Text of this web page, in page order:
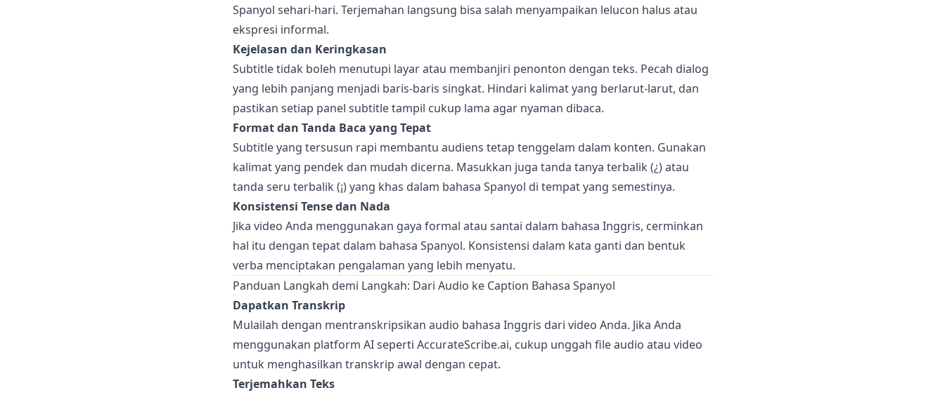
Spanyol sehari-hari. Terjemahan langsung bisa salah menyampaikan lelucon halus atau
ekspresi informal.
Kejelasan dan Keringkasan
Subtitle tidak boleh menutupi layar atau membanjiri penonton dengan teks. Pecah dialog
yang lebih panjang menjadi baris-baris singkat. Hindari kalimat yang berlarut-larut, dan
pastikan setiap panel subtitle tampil cukup lama agar nyaman dibaca.
Format dan Tanda Baca yang Tepat
Subtitle yang tersusun rapi membantu audiens tetap tenggelam dalam konten. Gunakan
kalimat yang pendek dan mudah dicerna. Masukkan juga tanda tanya terbalik (¿) atau
tanda seru terbalik (¡) yang khas dalam bahasa Spanyol di tempat yang semestinya.
Konsistensi Tense dan Nada
Jika video Anda menggunakan gaya formal atau santai dalam bahasa Inggris, cerminkan
hal itu dengan tepat dalam bahasa Spanyol. Konsistensi dalam kata ganti dan bentuk
verba menciptakan pengalaman yang lebih menyatu.
Panduan Langkah demi Langkah: Dari Audio ke Caption Bahasa Spanyol
Dapatkan Transkrip
Mulailah dengan mentranskripsikan audio bahasa Inggris dari video Anda. Jika Anda
menggunakan platform AI seperti AccurateScribe.ai, cukup unggah file audio atau video
untuk menghasilkan transkrip awal dengan cepat.
Terjemahkan Teks